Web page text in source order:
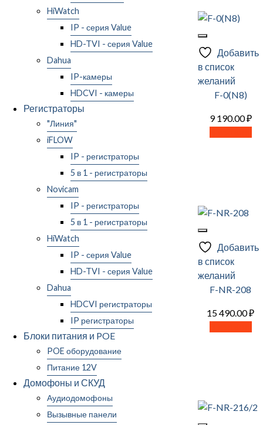
HiWatch
IP - серия Value
HD-TVI - серия Value
Dahua
IP-камеры
HDCVI - камеры
Регистраторы
"Линия"
iFLOW
IP - регистраторы
5 в 1 - регистраторы
Novicam
IP - регистраторы
5 в 1 - регистраторы
HiWatch
IP - серия Value
HD-TVI - серия Value
Dahua
HDCVI регистраторы
IP регистраторы
Блоки питания и POE
POE оборудование
Питание 12V
Домофоны и СКУД
Аудиодомофоны
Вызывные панели
Добавить
в список
желаний
F-0(N8)
9 190.00₽
Добавить
в список
желаний
F-NR-208
15 490.00₽